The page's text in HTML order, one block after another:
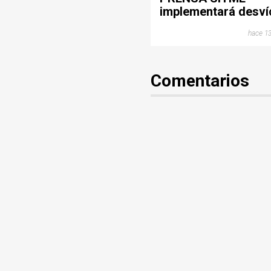
implementará
domingo por
hace
Comentarios